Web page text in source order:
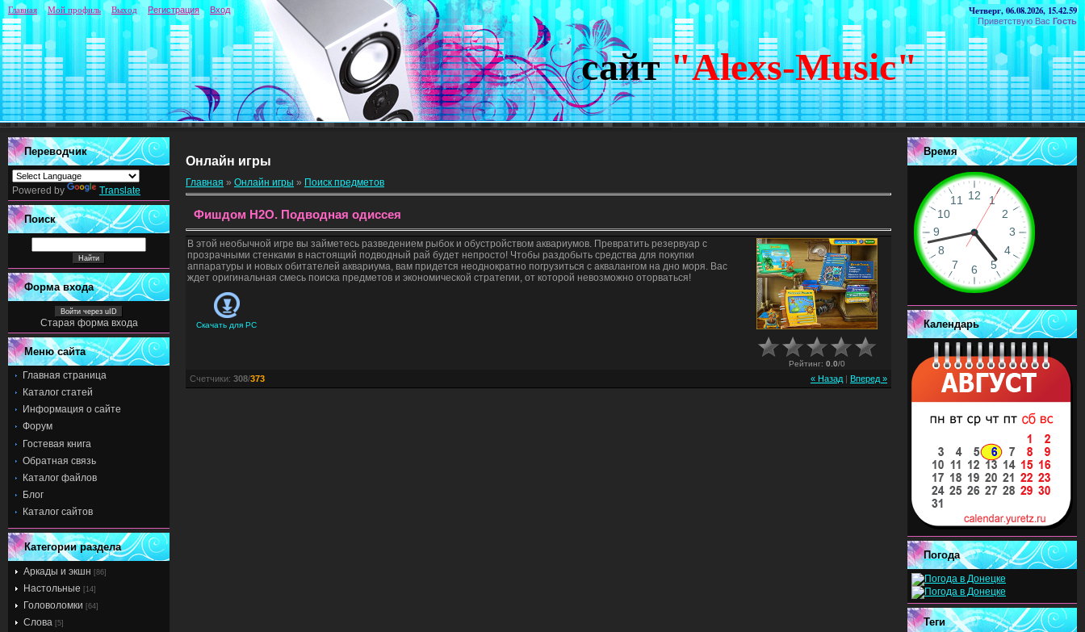
Четверг, 06.08.2026, 15.42.59
Приветствую Вас Гость
сайт "Alexs-Music"
Главная Мой профиль Выход Регистрация Вход
Переводчик
Powered by Translate
Поиск
Форма входа
Войти через uID
Старая форма входа
Меню сайта
Главная страница
Каталог статей
Информация о сайте
Форум
Гостевая книга
Обратная связь
Каталог файлов
Блог
Каталог сайтов
Категории раздела
Аркады и экшн [86]
Настольные [14]
Головоломки [64]
Слова [5]
Онлайн игры
Главная » Онлайн игры » Поиск предметов
Фишдом H2O. Подводная одиссея
В этой необычной игре вы займетесь разведением рыбок и обустройством аквариумов. Превратить резервуар с
прозрачными стенками в настоящий подводный рай будет непросто! Чтобы раздобыть средства для покупки
аппаратуры и новых обитателей аквариума, вам придется неоднократно погрузиться с аквалангом на дно моря. Вас
ждет оригинальная смесь поиска предметов и экономической стратегии, от которой невозможно оторваться!
Скачать для PC
Рейтинг: 0.0/0
« Назад| Вперед »
Счетчики: 308/373
Время
Календарь
Погода
Теги